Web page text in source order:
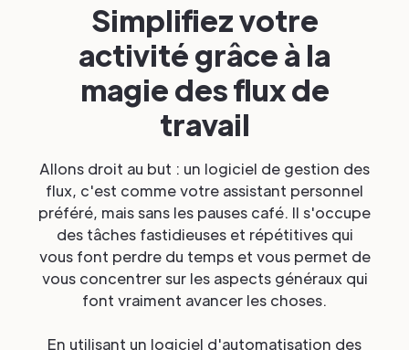
Simplifiez votre
activité grâce à la
magie des flux de
travail
Allons droit au but : un logiciel de gestion des
flux, c'est comme votre assistant personnel
préféré, mais sans les pauses café. Il s'occupe
des tâches fastidieuses et répétitives qui
vous font perdre du temps et vous permet de
vous concentrer sur les aspects généraux qui
font vraiment avancer les choses.
En utilisant un logiciel d'automatisation des